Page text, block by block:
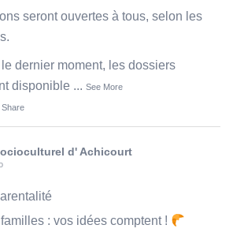
seront ouvertes à tous, selon les
dernier moment, les dossiers
disponible ... See More
Share
d' Achicourt
familles : vos idées comptent !